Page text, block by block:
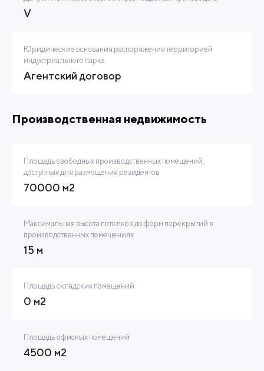
V
Юридические основания распоряжения территорией
индустриального парка
Агентский договор
Производственная недвижимость
Площадь свободных производственных помещений,
доступных для размещения резидентов
70000 м2
Максимальная высота потолков до ферм перекрытий в
производственных помещениях
15 м
Площадь складских помещений
0 м2
Площадь офисных помещений
4500 м2